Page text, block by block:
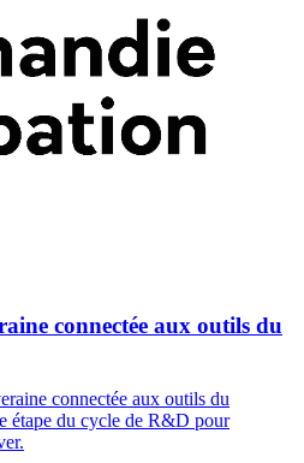
connectée aux outils du
connectée aux outils du
étape du cycle de R&D pour